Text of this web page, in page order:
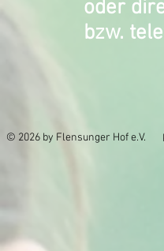
oder
bzw.
© 2026 by Flensunger Hof e.V.